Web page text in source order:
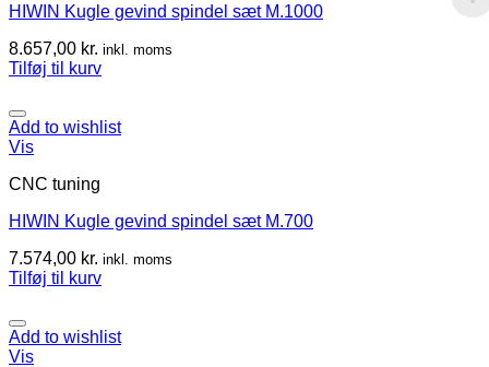
HIWIN Kugle gevind spindel sæt M.1000
8.657,00 kr. inkl. moms
Tilføj til kurv
Add to wishlist
Vis
CNC tuning
HIWIN Kugle gevind spindel sæt M.700
7.574,00 kr. inkl. moms
Tilføj til kurv
Add to wishlist
Vis